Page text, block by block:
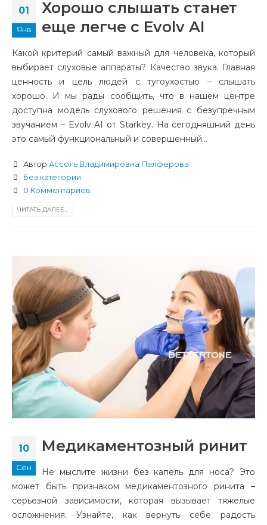
01
Янв
Хорошо слышать станет
еще легче с Evolv AI
Какой критерий самый важный для человека, который
выбирает слуховые аппараты? Качество звука. Главная
ценность и цель людей с тугоухостью – слышать
хорошо. И мы рады сообщить, что в нашем центре
доступна модель слухового решения с безупречным
звучанием – Evolv AI от Starkey. На сегодняшний день
это самый функциональный и совершенный...
Автор Ассоль Владимировна Палферова
Без категории
0 Комментариев
ЧИТАТЬ ДАЛЕЕ...
10
Сен
Медикаментозный ринит
Не мыслите жизни без капель для носа? Это
может быть признаком медикаментозного ринита –
серьезной зависимости, которая вызывает тяжелые
осложнения. Узнайте, как вернуть себе радость